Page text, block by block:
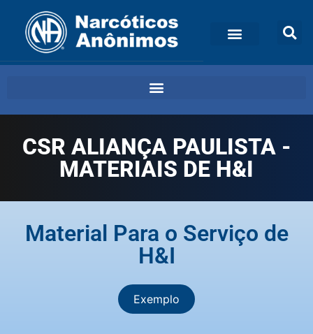
CSR ALIANÇA PAULISTA -
MATERIAIS DE H&I
Material Para o Serviço de
H&I
Exemplo